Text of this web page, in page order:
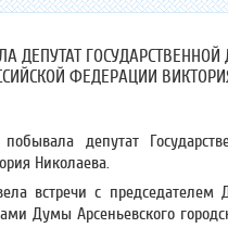
ДЕПУТАТ
ФЕДЕРАЦИИ
депутат
Николаева.
встречи с председателем
Думы Арсеньевского